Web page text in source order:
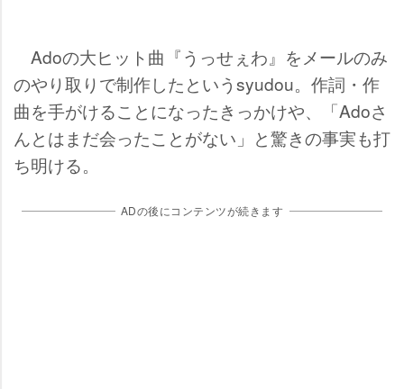
Adoの大ヒット曲『うっせぇわ』をメールのみ
のやり取りで制作したというsyudou。作詞・作
曲を手がけることになったきっかけや、「Adoさ
んとはまだ会ったことがない」と驚きの事実も打
ち明ける。
ADの後にコンテンツが続きます